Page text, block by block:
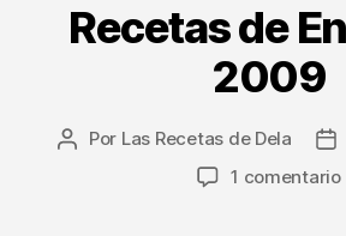
Recetas de
2009
Autor
Por Las Recetas de Dela
de
1 comentario